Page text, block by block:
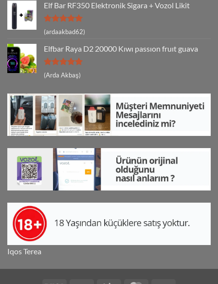
Elf Bar RF350 Elektronik Sigara + Vozol Likit
5 üzerinden
5
(ardaakbad62)
Elfbar Raya D2 20000 Kıwı passıon fruıt guava
5 üzerinden
5
(Arda Akbaş)
Iqos Terea